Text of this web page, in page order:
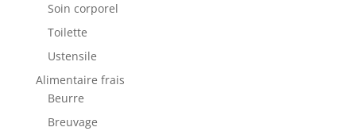
Soin corporel
Toilette
Ustensile
Alimentaire frais
Beurre
Breuvage